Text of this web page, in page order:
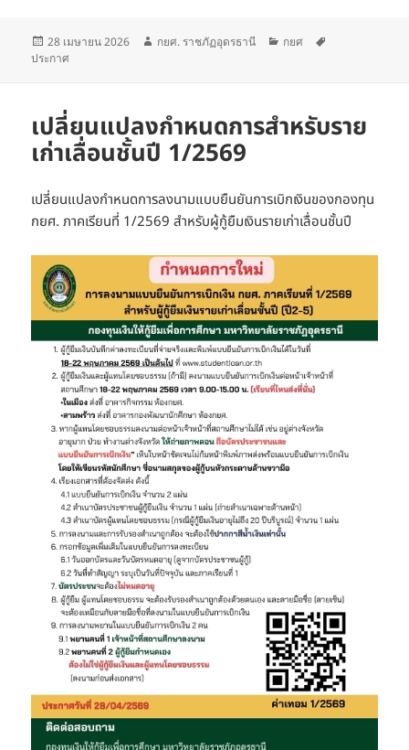
เขียน
เมื่อ
28 เมษายน 2026
ผู้
กยศ. ราชภัฏอุดรธานี
หมวด
กยศ
ประกาศ
เปลี่ยนแปลงกำหนดการสำหรับราย
เก่าเลื่อนชั้นปี 1/2569
เปลี่ยนแปลงกำหนดการลงนามแบบยืนยันการเบิกเงินของกองทุน
กยศ. ภาคเรียนที่ 1/2569 สำหรับผู้กู้ยืมเงินรายเก่าเลื่อนชั้นปี